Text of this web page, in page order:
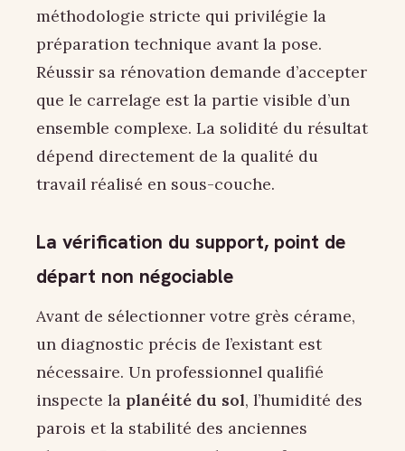
méthodologie stricte qui privilégie la
préparation technique avant la pose.
Réussir sa rénovation demande d’accepter
que le carrelage est la partie visible d’un
ensemble complexe. La solidité du résultat
dépend directement de la qualité du
travail réalisé en sous-couche.
La vérification du support, point de
départ non négociable
Avant de sélectionner votre grès cérame,
un diagnostic précis de l’existant est
nécessaire. Un professionnel qualifié
inspecte la planéité du sol, l’humidité des
parois et la stabilité des anciennes